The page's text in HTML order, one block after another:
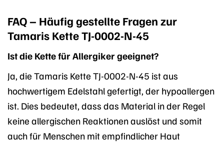
FAQ – Häufig gestellte Fragen zur
Tamaris Kette TJ-0002-N-45
Ist die Kette für Allergiker geeignet?
Ja, die Tamaris Kette TJ-0002-N-45 ist aus
hochwertigem Edelstahl gefertigt, der hypoallergen
ist. Dies bedeutet, dass das Material in der Regel
keine allergischen Reaktionen auslöst und somit
auch für Menschen mit empfindlicher Haut